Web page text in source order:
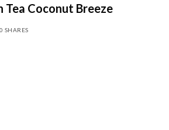
Tea Coconut Breeze
0 SHARES